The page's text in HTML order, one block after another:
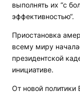
выполнять их “с
эффективностью“.
Приостановка
всему миру
президентской
инициативе.
От новой политики